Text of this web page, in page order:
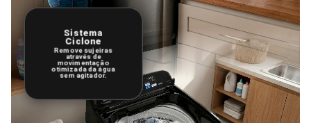
Sistema
Ciclone
Remove sujeiras
através de
movimentação
otimizada da água
sem agitador.